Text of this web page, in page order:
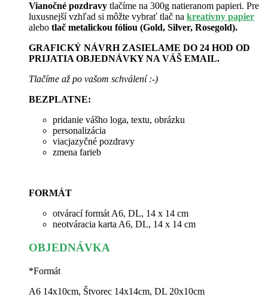
Vianočné pozdravy tlačíme na 300g natieranom papieri. Pre
luxusnejší vzhľad si môžte vybrať tlač na kreatívny papier
alebo tlač metalickou fóliou (Gold, Silver, Rosegold).
GRAFICKÝ NÁVRH ZASIELAME DO 24 HOD OD
PRIJATIA OBJEDNÁVKY NA VÁŠ EMAIL.
Tlačíme až po vašom schválení :-)
BEZPLATNE:
pridanie vášho loga, textu, obrázku
personalizácia
viacjazyčné pozdravy
zmena farieb
FORMÁT
otvárací formát A6, DL, 14 x 14 cm
neotváracia karta A6, DL, 14 x 14 cm
OBJEDNÁVKA
*Formát
A6 14x10cm, Štvorec 14x14cm, DL 20x10cm